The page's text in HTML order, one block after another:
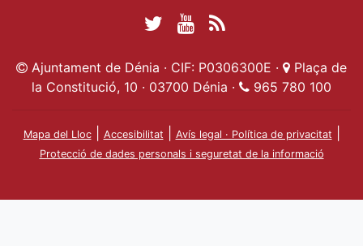
de Dénia
Twitter Ajuntament
de Dénia
Ajuntament de
Dénia
Actualitat
Ajuntament
Ajuntament de Dénia · CIF: P0306300E ·
Plaça de
la Constitució, 10 · 03700 Dénia ·
965 780 100
Mapa del Lloc| Accesibilitat Avís legal · Política de privacitat
Protecció de dades personals i seguretat de la informació